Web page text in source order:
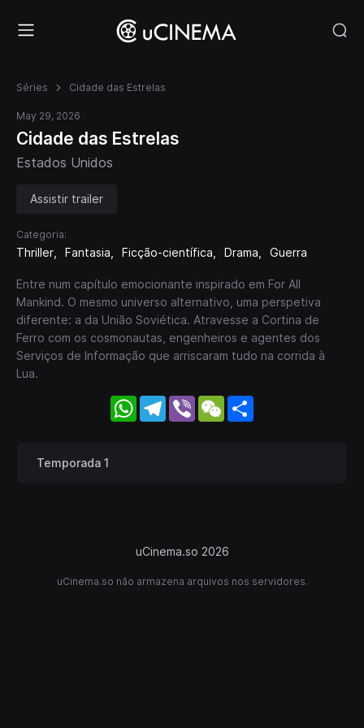
Séries Cidade das Estrelas
May 29, 2026
Cidade das Estrelas
Estados Unidos
Assistir trailer
Categoria:
Thriller Fantasia Ficção-científica Drama Guerra
Entre num capítulo emocionante inspirado em For All
Mankind. O mesmo universo alternativo, uma perspetiva
diferente: a da União Soviética. Atravesse a Cortina de
Ferro com os cosmonautas, engenheiros e agentes dos
Serviços de Informação que arriscaram tudo na corrida à
Lua.
WhatsApp
Telegram
Viber WeChat
Temporada 1
uCinema.so 2026
uCinema.so não armazena arquivos nos servidores.